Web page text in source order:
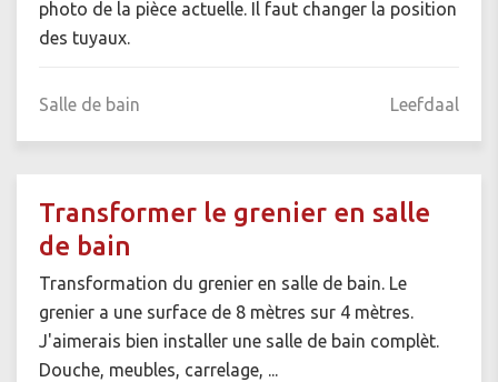
photo de la pièce actuelle. Il faut changer la position
des tuyaux.
Salle de bain Leefdaal
Transformer le grenier en salle
de bain
Transformation du grenier en salle de bain. Le
grenier a une surface de 8 mètres sur 4 mètres.
J'aimerais bien installer une salle de bain complèt.
Douche, meubles, carrelage, ...